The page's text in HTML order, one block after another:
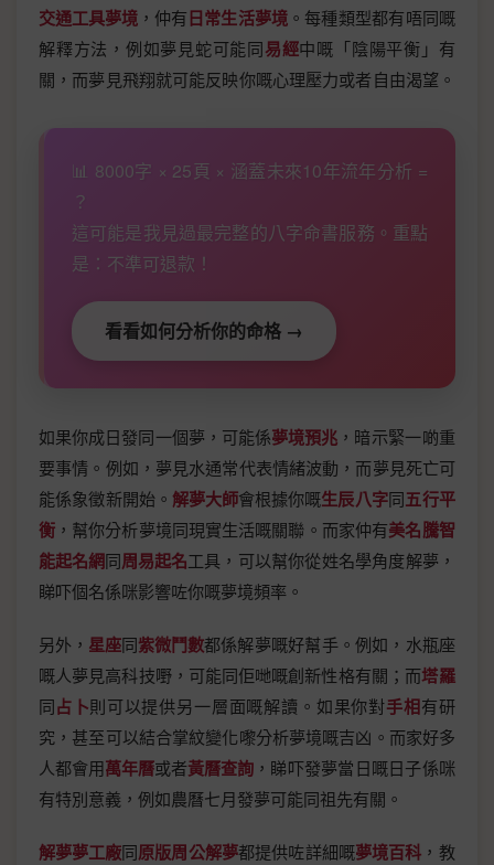
交通工具夢境 ，仲有日常生活夢境 。每種類型都有唔同嘅
解釋方法，例如夢見蛇可能同易經中嘅「陰陽平衡」有
關，而夢見飛翔就可能反映你嘅心理壓力或者自由渴望。
📊 8000字 × 25頁 × 涵蓋未來10年流年分析 =
？
這可能是我見過最完整的八字命書服務。重點
是：不準可退款！
看看如何分析你的命格 →
如果你成日發同一個夢，可能係夢境預兆 ，暗示緊一啲重
要事情。例如，夢見水通常代表情緒波動，而夢見死亡可
能係象徵新開始。 解夢大師會根據你嘅生辰八字同五行平
衡 ，幫你分析夢境同現實生活嘅關聯。而家仲有美名騰智
能起名網同周易起名工具，可以幫你從姓名學角度解夢，
睇吓個名係咪影響咗你嘅夢境頻率。
另外， 星座同紫微鬥數都係解夢嘅好幫手。例如，水瓶座
嘅人夢見高科技嘢，可能同佢哋嘅創新性格有關；而塔羅
同占卜則可以提供另一層面嘅解讀。如果你對手相有研
究，甚至可以結合掌紋變化嚟分析夢境嘅吉凶。而家好多
人都會用萬年曆或者黃曆查詢 ，睇吓發夢當日嘅日子係咪
有特別意義，例如農曆七月發夢可能同祖先有關。
解夢夢工廠同原版周公解夢都提供咗詳細嘅夢境百科 ，教